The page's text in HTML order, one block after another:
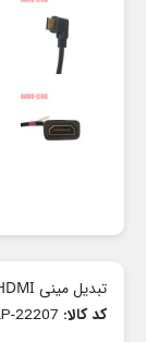
تبدیل مینی HDMI به مادگی HDMI کابلی 90 درجه
کد کالا: